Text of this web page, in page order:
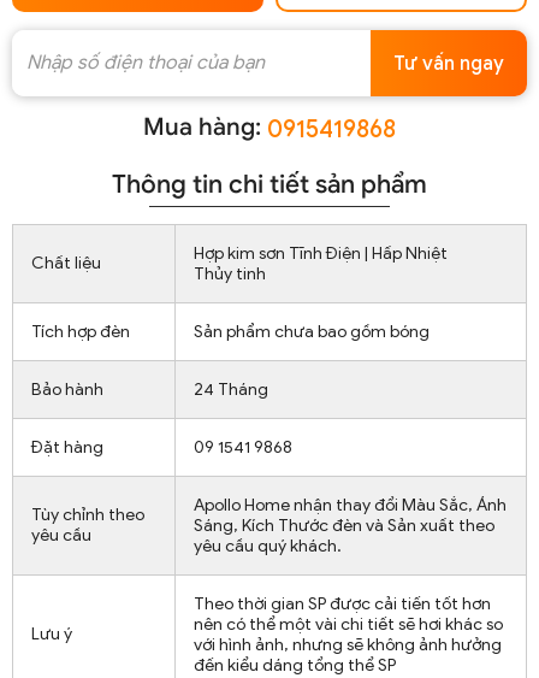
Tư vấn ngay
Mua hàng: 0915419868
Thông tin chi tiết sản phẩm
Chất liệu
Hợp kim sơn Tĩnh Điện | Hấp Nhiệt
Thủy tinh
Tích hợp đèn Sản phẩm chưa bao gồm bóng
Bảo hành 24 Tháng
Đặt hàng 09 1541 9868
Tùy chỉnh theo
yêu cầu
Apollo Home nhận thay đổi Màu Sắc, Ánh
Sáng, Kích Thước đèn và Sản xuất theo
yêu cầu quý khách.
Lưu ý
Theo thời gian SP được cải tiến tốt hơn
nên có thể một vài chi tiết sẽ hơi khác so
với hình ảnh, nhưng sẽ không ảnh hưởng
đến kiểu dáng tổng thể SP